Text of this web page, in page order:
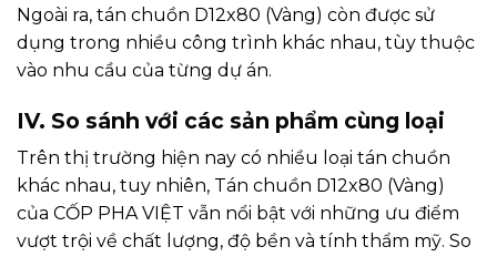
Ngoài ra, tán chuồn D12x80 (Vàng) còn được sử
dụng trong nhiều công trình khác nhau, tùy thuộc
vào nhu cầu của từng dự án.
IV. So sánh với các sản phẩm cùng loại
Trên thị trường hiện nay có nhiều loại tán chuồn
khác nhau, tuy nhiên, Tán chuồn D12x80 (Vàng)
của CỐP PHA VIỆT vẫn nổi bật với những ưu điểm
vượt trội về chất lượng, độ bền và tính thẩm mỹ. So